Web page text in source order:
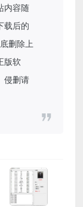
内容随
载后的
删除上
版软
侵删请